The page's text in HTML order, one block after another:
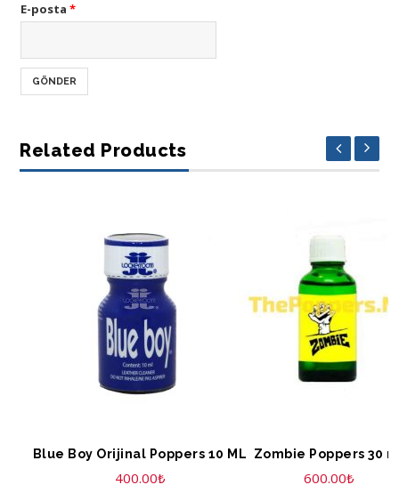
E-posta *
Related Products
SEPETE EKLE
Blue Boy Orijinal Poppers 10 ML
400.00₺
SEPETE EKLE
Zombie Poppers 30
600.00₺